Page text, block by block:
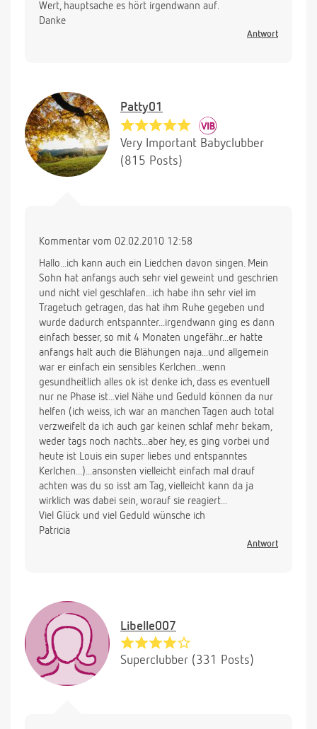
Wert, hauptsache es hört irgendwann auf.
Danke
Antwort
Patty01
Very Important Babyclubber
(815 Posts)
Kommentar vom 02.02.2010 12:58
Hallo...ich kann auch ein Liedchen davon singen. Mein
Sohn hat anfangs auch sehr viel geweint und geschrien
und nicht viel geschlafen...ich habe ihn sehr viel im
Tragetuch getragen, das hat ihm Ruhe gegeben und
wurde dadurch entspannter...irgendwann ging es dann
einfach besser, so mit 4 Monaten ungefähr...er hatte
anfangs halt auch die Blähungen naja...und allgemein
war er einfach ein sensibles Kerlchen...wenn
gesundheitlich alles ok ist denke ich, dass es eventuell
nur ne Phase ist...viel Nähe und Geduld können da nur
helfen (ich weiss, ich war an manchen Tagen auch total
verzweifelt da ich auch gar keinen schlaf mehr bekam,
weder tags noch nachts...aber hey, es ging vorbei und
heute ist Louis ein super liebes und entspanntes
Kerlchen...)...ansonsten vielleicht einfach mal drauf
achten was du so isst am Tag, vielleicht kann da ja
wirklich was dabei sein, worauf sie reagiert...
Viel Glück und viel Geduld wünsche ich
Patricia
Antwort
Libelle007
Superclubber (331 Posts)